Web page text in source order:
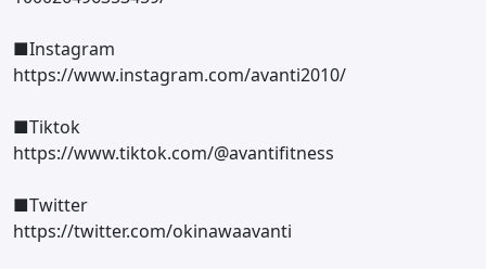
■Instagram
https://www.instagram.com/avanti2010/
■Tiktok
https://www.tiktok.com/@avantifitness
■Twitter
https://twitter.com/okinawaavanti